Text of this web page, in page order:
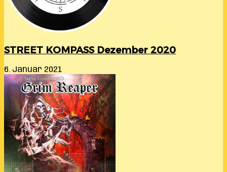
STREET KOMPASS Dezember 2020
6. Januar 2021